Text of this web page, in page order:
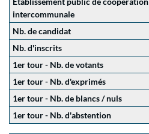
intercommunale
Nb. de candidat
Nb. d'inscrits
1er tour - Nb. de votants
1er tour - Nb. d'exprimés
1er tour - Nb. de blancs / nuls
1er tour - Nb. d'abstention